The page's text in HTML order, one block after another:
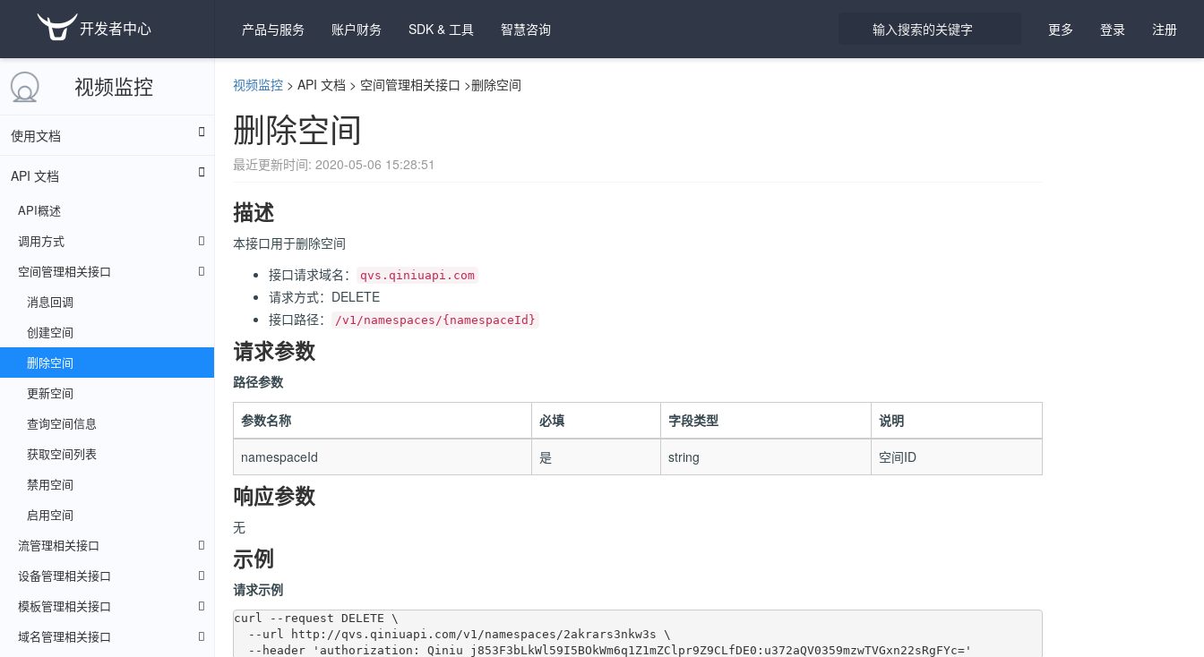
开发者中心 产品与服务 账户财务 SDK & 工具 智慧咨询 更多 登录 注册
视频监控
使用文档
API 文档
API概述
调用方式
空间管理相关接口
消息回调
创建空间
删除空间
更新空间
查询空间信息
获取空间列表
禁用空间
启用空间
流管理相关接口
设备管理相关接口
模板管理相关接口
域名管理相关接口
视频监控 > API 文档 > 空间管理相关接口 >删除空间
删除空间
最近更新时间: 2020-05-06 15:28:51
描述
本接口用于删除空间
接口请求域名：
qvs.qiniuapi.com
请求方式：DELETE
接口路径：
/v1/namespaces/{namespaceId}
请求参数
路径参数
参数名称 必填 字段类型 说明
namespaceId 是 string 空间ID
响应参数
无
示例
请求示例
curl --request DELETE \